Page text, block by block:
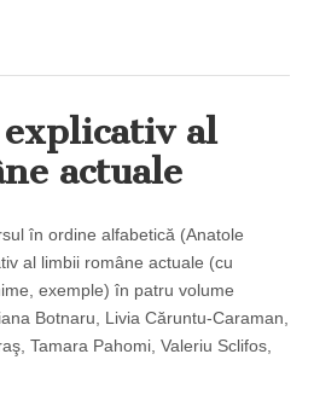
al
actuale
în ordine alfabetică (Anatole
al limbii române actuale (cu
exemple) în patru volume
Botnaru, Livia Căruntu-Caraman,
Tamara Pahomi, Valeriu Sclifos,